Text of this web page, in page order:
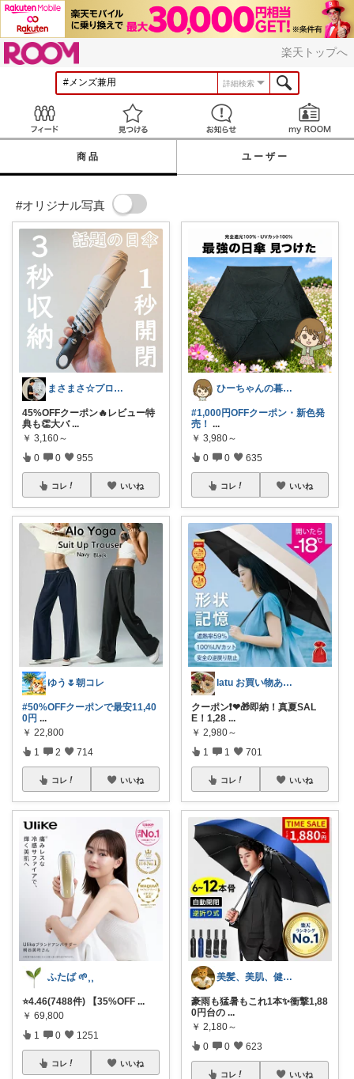
楽天トップへ
詳細検索
見つける お知らせ
商品 ユーザー
#オリジナル写真
まさまさ☆プロフも見てね✨
45%OFFクーポン🔥レビュー特
典も👏大バ ...
￥ 3,160～
0 0 955
コレ いいね
ゆう🌷朝コレ
#50%OFFクーポンで最安11,40
0円 ...
￥ 22,800
1 2 714
コレ いいね
ふたば 🌱⸒⸒
⭐️4.46(7488件) 【35%OFF ...
￥ 69,800
1 0 1251
コレ いいね
ひーちゃんの暮らしと服ROOM🌷
#1,000円OFFクーポン・新色発
売！ ...
￥ 3,980～
0 0 635
コレ いいね
latu お買い物ありがとうございます
クーポン❗❤🎁即納！真夏SAL
E！1,28 ...
￥ 2,980～
1 1 701
コレ いいね
美髪、美肌、健康商品お勧めROOM
豪雨も猛暑もこれ1本✨衝撃1,88
0円台の ...
￥ 2,180～
0 0 623
コレ いいね